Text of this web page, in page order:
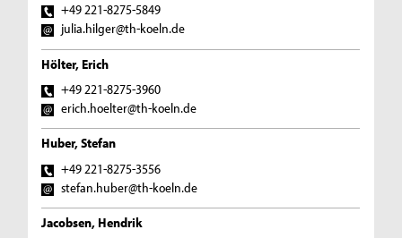
+49 221-8275-5849
julia.hilger@th-koeln.de
Hölter, Erich
+49 221-8275-3960
erich.hoelter@th-koeln.de
Huber, Stefan
+49 221-8275-3556
stefan.huber@th-koeln.de
Jacobsen, Hendrik